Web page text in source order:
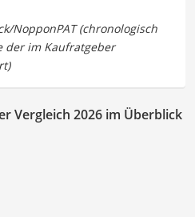
Vergleich 2026 im Überblick